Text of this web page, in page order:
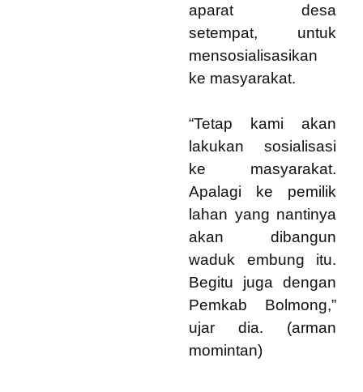
aparat desa
setempat, untuk
mensosialisasikan
ke masyarakat.
“Tetap kami akan
lakukan sosialisasi
ke masyarakat.
Apalagi ke pemilik
lahan yang nantinya
akan dibangun
waduk embung itu.
Begitu juga dengan
Pemkab Bolmong,”
ujar dia. (arman
momintan)